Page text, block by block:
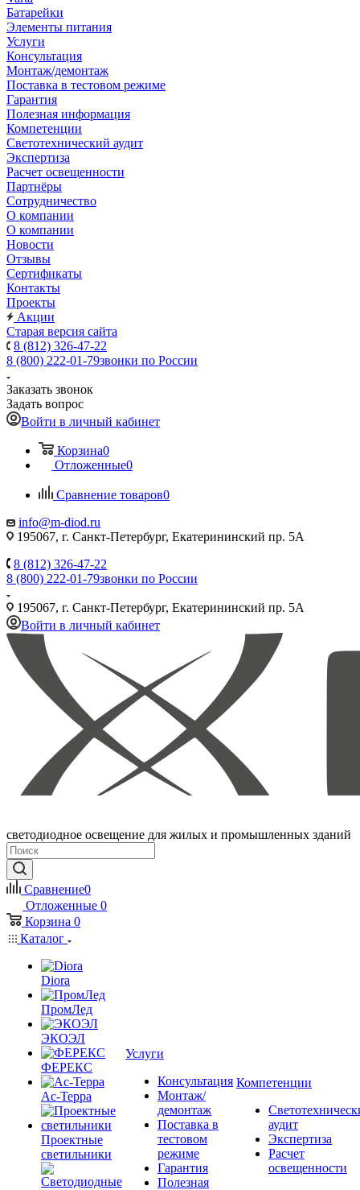
Батарейки
Элементы питания
Услуги
Консультация
Монтаж/демонтаж
Поставка в тестовом режиме
Гарантия
Полезная информация
Компетенции
Светотехнический аудит
Экспертиза
Расчет освещенности
Партнёры
Cотрудничество
О компании
О компании
Новости
Отзывы
Сертификаты
Контакты
Проекты
Акции
Старая версия сайта
8 (812) 326-47-22
8 (800) 222-01-79звонки по России
Заказать звонок
Задать вопрос
Войти в личный кабинет
Корзина0
Отложенные0
Сравнение товаров0
info@m-diod.ru
195067, г. Санкт-Петербург, Екатерининский пр. 5А
8 (812) 326-47-22
8 (800) 222-01-79звонки по России
195067, г. Санкт-Петербург, Екатерининский пр. 5А
Войти в личный кабинет
светодиодное освещение для жилых и промышленных зданий
Сравнение0
Отложенные 0
Корзина 0
Каталог
Diora
ПромЛед
ЭКОЭЛ
ФЕРЕКС
Ас-Терра
Проектные
светильники
Услуги
Консультация
Монтаж/
демонтаж
Поставка в
тестовом
режиме
Гарантия
Полезная
Компетенции
аудит
Экспертиза
Расчет
освещенности